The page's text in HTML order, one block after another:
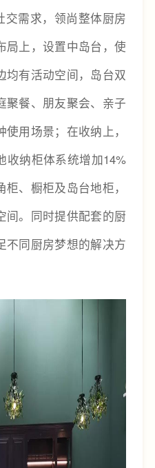
需求，领尚整体厨房
局上，设置中岛台，使
均有活动空间，岛台双
聚餐、朋友聚会、亲子
用场景；在收纳上，
收纳柜体系统增加14%
、橱柜及岛台地柜，
间。同时提供配套的厨
不同厨房梦想的解决方